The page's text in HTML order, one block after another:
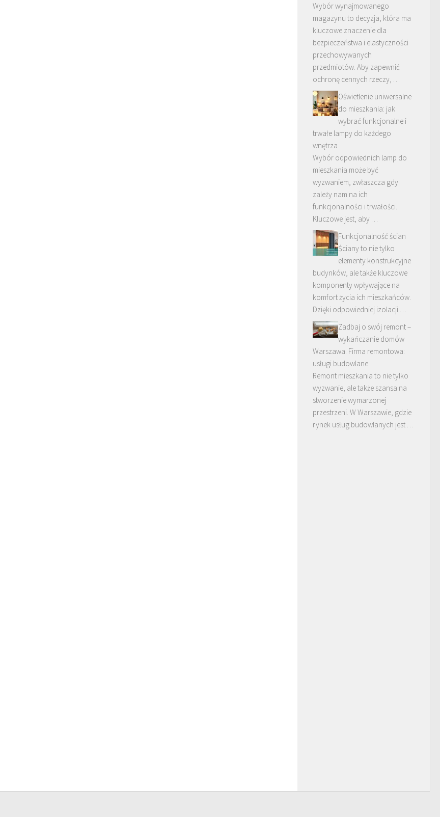
Wybór wynajmowanego
magazynu to decyzja, która ma
kluczowe znaczenie dla
bezpieczeństwa i elastyczności
przechowywanych
przedmiotów. Aby zapewnić
ochronę cennych rzeczy, …
Oświetlenie uniwersalne
do mieszkania: jak
wybrać funkcjonalne i
trwałe lampy do każdego
wnętrza
Wybór odpowiednich lamp do
mieszkania może być
wyzwaniem, zwłaszcza gdy
zależy nam na ich
funkcjonalności i trwałości.
Kluczowe jest, aby …
Funkcjonalność ścian
Ściany to nie tylko
elementy konstrukcyjne
budynków, ale także kluczowe
komponenty wpływające na
komfort życia ich mieszkańców.
Dzięki odpowiedniej izolacji …
Zadbaj o swój remont –
wykańczanie domów
Warszawa. Firma remontowa:
usługi budowlane
Remont mieszkania to nie tylko
wyzwanie, ale także szansa na
stworzenie wymarzonej
przestrzeni. W Warszawie, gdzie
rynek usług budowlanych jest …